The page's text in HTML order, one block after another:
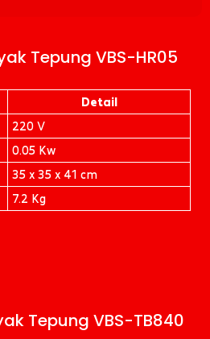
Tepung VBS-HR05
Detail
220 V
0.05 Kw
35 x 35 x 41 cm
7.2 Kg
Tepung VBS-TB840